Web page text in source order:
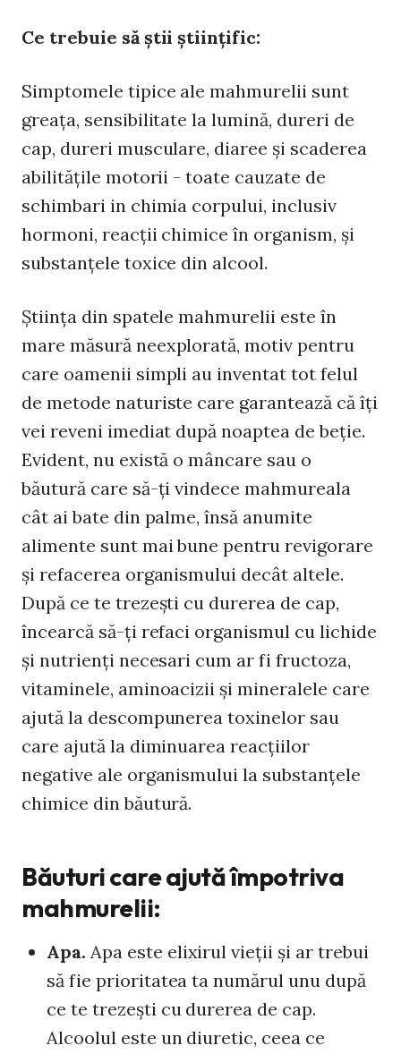
Ce trebuie să ştii ştiinţific:
Simptomele tipice ale mahmurelii sunt
greața, sensibilitate la lumină, dureri de
cap, dureri musculare, diaree şi scaderea
abilităţile motorii - toate cauzate de
schimbari in chimia corpului, inclusiv
hormoni, reacții chimice în organism, și
substanțele toxice din alcool.
Ştiinţa din spatele mahmurelii este în
mare măsură neexplorată, motiv pentru
care oamenii simpli au inventat tot felul
de metode naturiste care garantează că îţi
vei reveni imediat după noaptea de beţie.
Evident, nu există o mâncare sau o
băutură care să-ţi vindece mahmureala
cât ai bate din palme, însă anumite
alimente sunt mai bune pentru revigorare
şi refacerea organismului decât altele.
După ce te trezeşti cu durerea de cap,
încearcă să-ţi refaci organismul cu lichide
şi nutrienţi necesari cum ar fi fructoza,
vitaminele, aminoacizii şi mineralele care
ajută la descompunerea toxinelor sau
care ajută la diminuarea reacţiilor
negative ale organismului la substanţele
chimice din băutură.
Băuturi care ajută împotriva
mahmurelii:
Apa. Apa este elixirul vieţii şi ar trebui
să fie prioritatea ta numărul unu după
ce te trezeşti cu durerea de cap.
Alcoolul este un diuretic, ceea ce